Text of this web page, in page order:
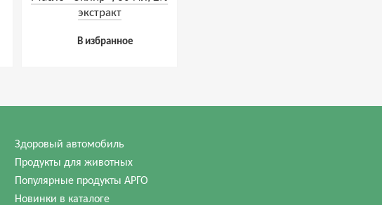
экстракт
В избранное
Здоровый автомобиль
Продукты для животных
Популярные продукты АРГО
Новинки в каталоге